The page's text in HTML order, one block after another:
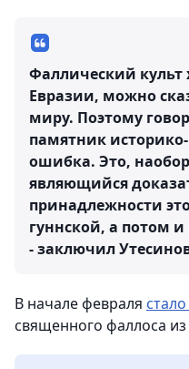
Фаллический культ
Евразии, можно
миру. Поэтому
памятник
ошибка. Это,
являющийся
принадлежности
гуннской, а потом
- заключил
В начале февраля
священного фаллоса